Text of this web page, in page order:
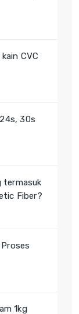
CVC
30s
termasuk
Fiber?
1kg